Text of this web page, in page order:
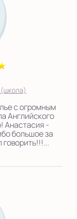
(школа)
с огромным
Английского
Анастасия -
большое за
говорить!!!...